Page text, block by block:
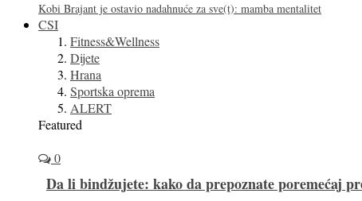
Kobi Brajant je ostavio nadahnuće za sve(t): mamba mentalitet
CSI
Fitness&Wellness
Dijete
Hrana
Sportska oprema
ALERT
Featured
0
Da li bindžujete: kako da prepoznate poremećaj